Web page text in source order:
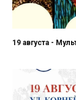
19 августа -